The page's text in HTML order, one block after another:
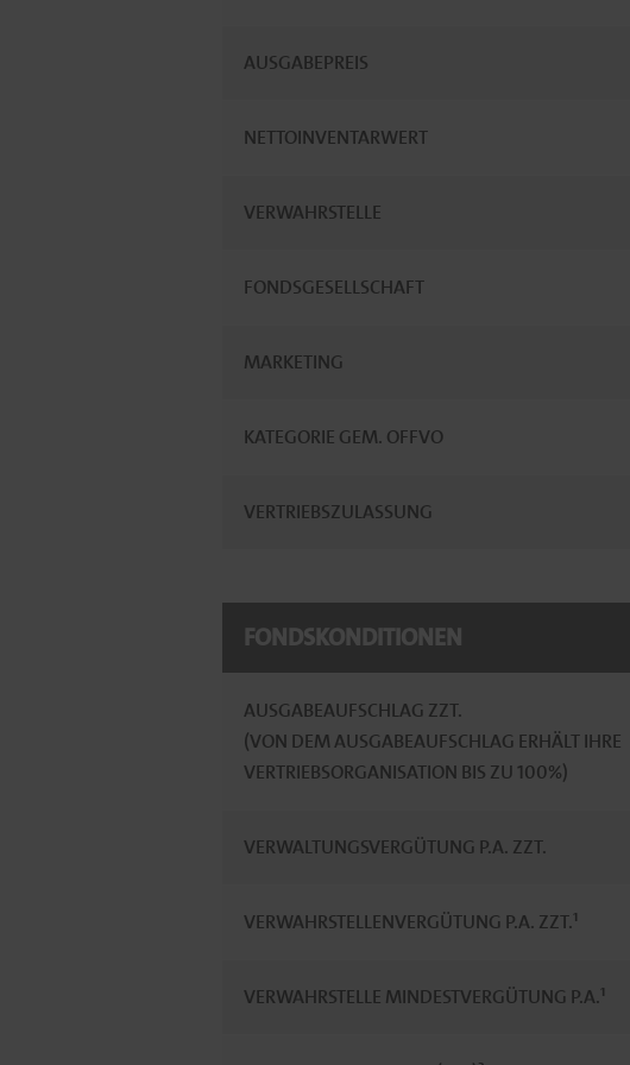
AUSGABEPREIS
NETTOINVENTARWERT
VERWAHRSTELLE
FONDSGESELLSCHAFT
MARKETING
KATEGORIE GEM. OFFVO
VERTRIEBSZULASSUNG
FONDSKONDITIONEN
AUSGABEAUFSCHLAG ZZT.
(VON DEM AUSGABEAUFSCHLAG ERHÄLT IHRE
VERTRIEBSORGANISATION BIS ZU 100%)
VERWALTUNGSVERGÜTUNG P.A. ZZT.
VERWAHRSTELLENVERGÜTUNG P.A. ZZT.¹
VERWAHRSTELLE MINDESTVERGÜTUNG P.A.¹